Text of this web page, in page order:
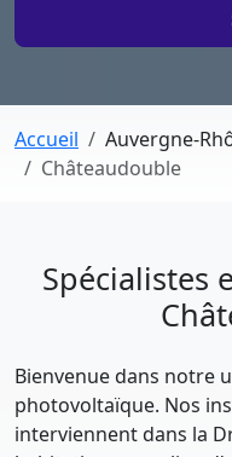
Accueil Auvergne-
Châteaudouble
Spécialistes
Bienvenue dans notre
photovoltaïque. Nos
interviennent dans la